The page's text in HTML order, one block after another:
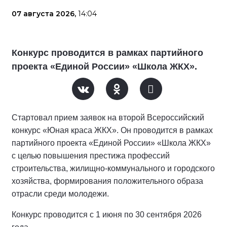
07 августа 2026, 14:04
Конкурс проводится в рамках партийного
проекта «Единой России» «Школа ЖКХ».
Стартовал прием заявок на второй Всероссийский
конкурс «Юная краса ЖКХ». Он проводится в рамках
партийного проекта «Единой России» «Школа ЖКХ»
с целью повышения престижа профессий
строительства, жилищно-коммунального и городского
хозяйства, формирования положительного образа
отрасли среди молодежи.
Конкурс проводится с 1 июня по 30 сентября 2026